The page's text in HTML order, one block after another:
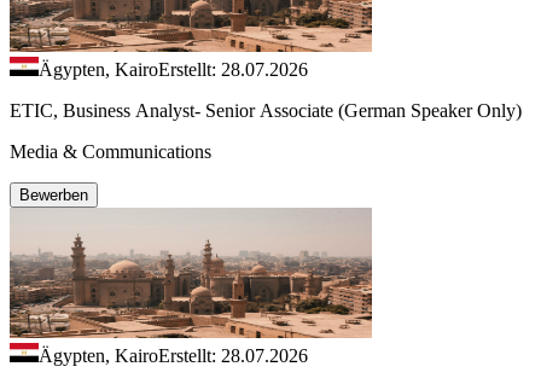
Ägypten, KairoErstellt: 28.07.2026
ETIC, Business Analyst- Senior Associate (German Speaker Only)
Media & Communications
Bewerben
Ägypten, KairoErstellt: 28.07.2026